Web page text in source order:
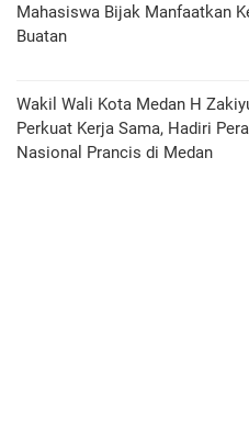
Mahasiswa Bijak Manfaatkan
Buatan
Wakil Wali Kota Medan H
Perkuat Kerja Sama, Hadiri
Nasional Prancis di Medan